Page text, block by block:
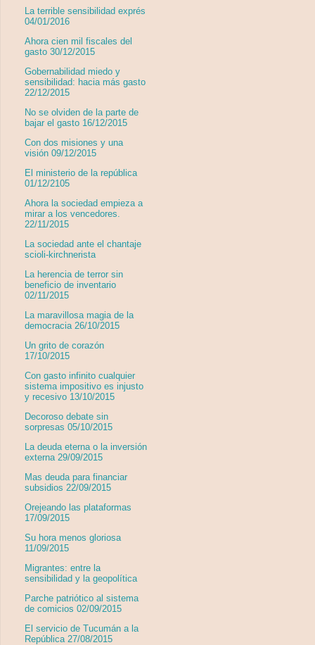
La terrible sensibilidad exprés
04/01/2016
Ahora cien mil fiscales del
gasto 30/12/2015
Gobernabilidad miedo y
sensibilidad: hacia más gasto
22/12/2015
No se olviden de la parte de
bajar el gasto 16/12/2015
Con dos misiones y una
visión 09/12/2015
El ministerio de la república
01/12/2105
Ahora la sociedad empieza a
mirar a los vencedores.
22/11/2015
La sociedad ante el chantaje
scioli-kirchnerista
La herencia de terror sin
beneficio de inventario
02/11/2015
La maravillosa magia de la
democracia 26/10/2015
Un grito de corazón
17/10/2015
Con gasto infinito cualquier
sistema impositivo es injusto
y recesivo 13/10/2015
Decoroso debate sin
sorpresas 05/10/2015
La deuda eterna o la inversión
externa 29/09/2015
Mas deuda para financiar
subsidios 22/09/2015
Orejeando las plataformas
17/09/2015
Su hora menos gloriosa
11/09/2015
Migrantes: entre la
sensibilidad y la geopolítica
Parche patriótico al sistema
de comicios 02/09/2015
El servicio de Tucumán a la
República 27/08/2015